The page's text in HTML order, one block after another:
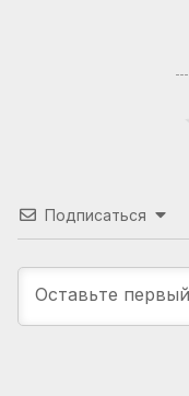
Подписаться